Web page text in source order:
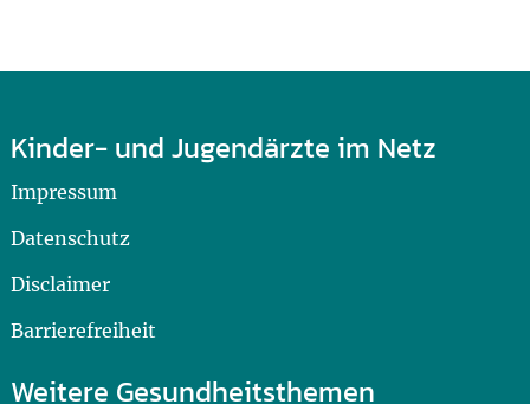
Kinder- und Jugendärzte im Netz
Impressum
Datenschutz
Disclaimer
Barrierefreiheit
Weitere Gesundheitsthemen